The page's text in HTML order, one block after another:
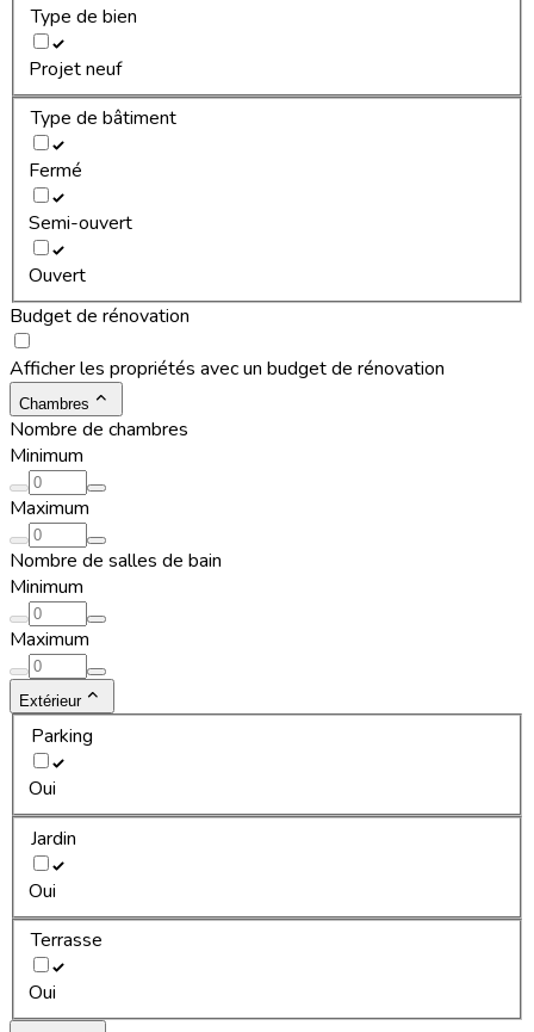
Type de bien
Projet neuf
Type de bâtiment
Fermé
Semi-ouvert
Ouvert
Budget de rénovation
Afficher les propriétés avec un budget de rénovation
Chambres
Nombre de chambres
Minimum
Maximum
Nombre de salles de bain
Minimum
Maximum
Extérieur
Parking
Oui
Jardin
Oui
Terrasse
Oui